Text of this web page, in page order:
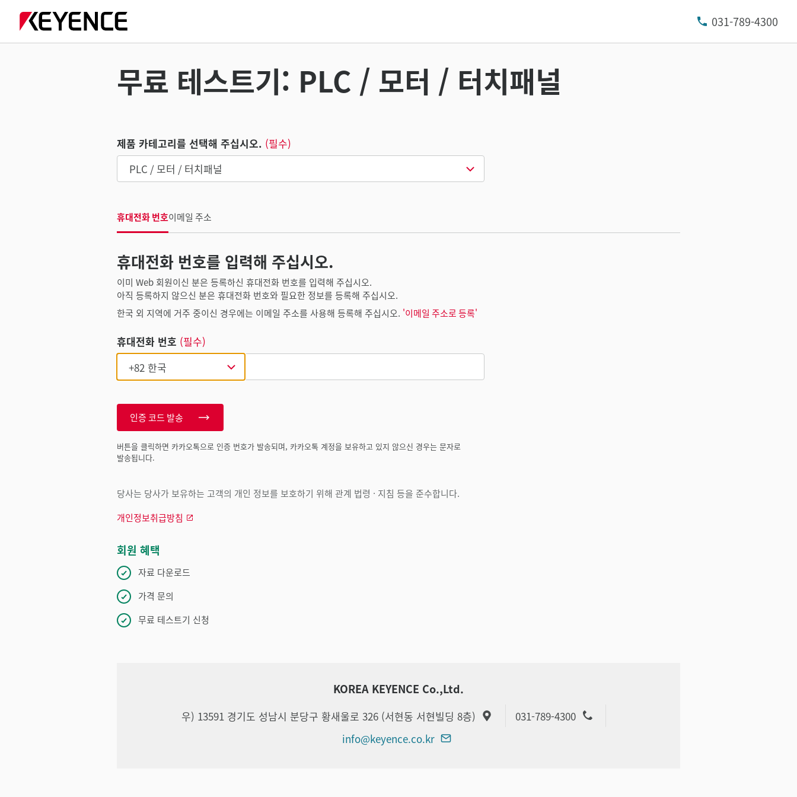
031-789-4300
무료 테스트기: PLC / 모터 / 터치패널
제품 카테고리를 선택해 주십시오. (필수)
휴대전화 번호이메일 주소
휴대전화 번호를 입력해 주십시오.
이미 Web 회원이신 분은 등록하신 휴대전화 번호를 입력해 주십시오.
아직 등록하지 않으신 분은 휴대전화 번호와 필요한 정보를 등록해 주십시오.
한국 외 지역에 거주 중이신 경우에는 이메일 주소를 사용해 등록해 주십시오. '이메일 주소로 등록'
휴대전화 번호 (필수)
인증 코드 발송
버튼을 클릭하면 카카오톡으로 인증 번호가 발송되며, 카카오톡 계정을 보유하고 있지 않으신 경우는 문자로
발송됩니다.
당사는 당사가 보유하는 고객의 개인 정보를 보호하기 위해 관계 법령 · 지침 등을 준수합니다.
개인정보취급방침
회원 혜택
자료 다운로드
가격 문의
무료 테스트기 신청
KOREA KEYENCE Co.,Ltd.
우) 13591 경기도 성남시 분당구 황새울로 326 (서현동 서현빌딩 8층)
031-789-4300
info@keyence.co.kr